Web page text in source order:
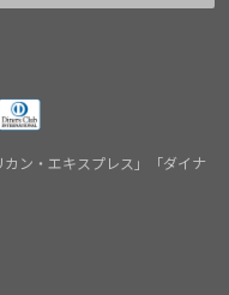
カン・エキスプレス」「ダイナ